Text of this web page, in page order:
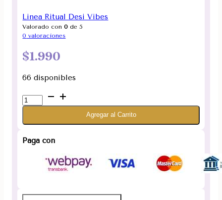
Linea Ritual Desi Vibes
Valorado con0 de 5
0 valoraciones
$1.990
66 disponibles
Incienso
natural
Ritual
cantidad
Agregar al Carrito
Paga con